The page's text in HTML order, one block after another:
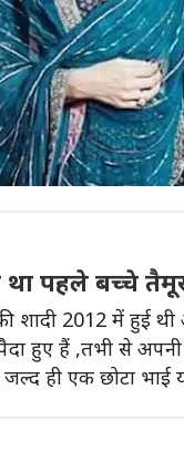
स्टेटमेंट में सैफ और
अपने स्टेटमेंट में कहा,
करते हैं।"
इस खबर से बेहद
पहले बच्चे
शादी 2012 में हुई
हुए हैं ,तभी से
ही एक छोटा भाई